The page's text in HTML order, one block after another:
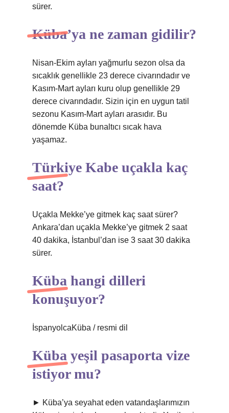
sürer.
Küba’ya ne zaman gidilir?
Nisan-Ekim ayları yağmurlu sezon olsa da
sıcaklık genellikle 23 derece civarındadır ve
Kasım-Mart ayları kuru olup genellikle 29
derece civarındadır. Sizin için en uygun tatil
sezonu Kasım-Mart ayları arasıdır. Bu
dönemde Küba bunaltıcı sıcak hava
yaşamaz.
Türkiye Kabe uçakla kaç
saat?
Uçakla Mekke’ye gitmek kaç saat sürer?
Ankara’dan uçakla Mekke’ye gitmek 2 saat
40 dakika, İstanbul’dan ise 3 saat 30 dakika
sürer.
Küba hangi dilleri
konuşuyor?
İspanyolcaKüba / resmi dil
Küba yeşil pasaporta vize
istiyor mu?
► Küba’ya seyahat eden vatandaşlarımızın